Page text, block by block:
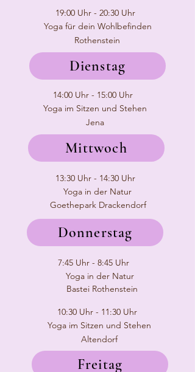
19:00 Uhr - 20:30 Uhr
Yoga für dein Wohlbefinden
Rothenstein
Dienstag
14:00 Uhr - 15:00 Uhr
Yoga im Sitzen und Stehen
Jena
Mittwoch
13:30 Uhr - 14:30 Uhr
Yoga in der Natur
Goethepark Drackendorf
Donnerstag
7:45 Uhr - 8:45 Uhr
Yoga in der Natur
Bastei Rothenstein
10:30 Uhr - 11:30 Uhr
Yoga im Sitzen und Stehen
Altendorf
Freitag